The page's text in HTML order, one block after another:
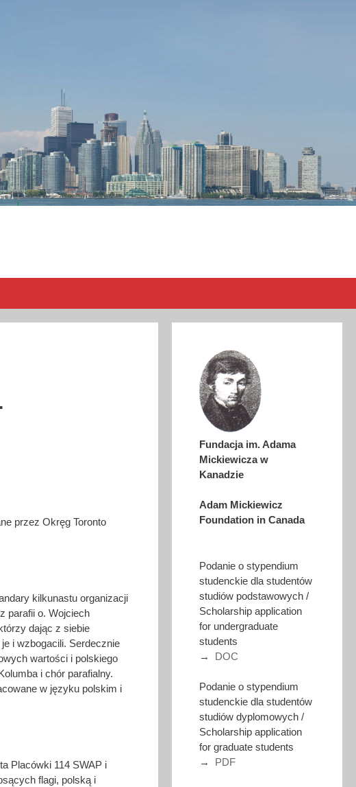
przez Okręg Toronto
kilkunastu organizacji
parafii o. Wojciech
dając z siebie
i wzbogacili. Serdecznie
wartości i polskiego
i chór parafialny.
w języku polskim i
Placówki 114 SWAP i
flagi, polską i
Fundacja im. Adama
Mickiewicza w
Kanadzie
Adam Mickiewicz
Foundation in Canada
Podanie o stypendium
studenckie dla studentów
studiów podstawowych /
Scholarship application
for undergraduate
students
→ DOC
Podanie o stypendium
studenckie dla studentów
studiów dyplomowych /
Scholarship application
for graduate students
→ PDF